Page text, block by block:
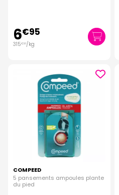
6€95
315€91/kg
COMPEED
5 pansements ampoules plante
du pied